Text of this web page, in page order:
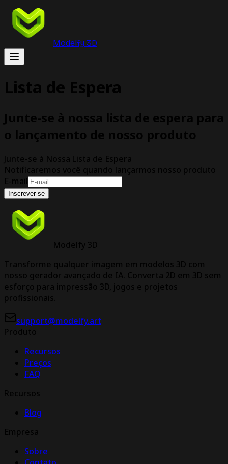
Modelfy 3D
Lista de Espera
Junte-se à nossa lista de espera para
o lançamento de nosso produto
Junte-se à Nossa Lista de Espera
Notificaremos você quando lançarmos nosso produto
E-mail
Inscrever-se
Modelfy 3D
Transforme qualquer imagem em modelos 3D com
nosso gerador avançado de IA. Converta 2D em 3D sem
esforço para impressão 3D, jogos e projetos
profissionais.
support@modelfy.art
Produto
Recursos
Preços
FAQ
Recursos
Blog
Empresa
Sobre